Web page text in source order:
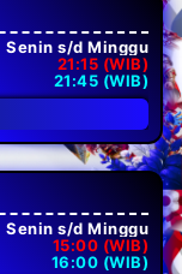
Senin s/d Minggu
21:15 (WIB)
21:45 (WIB)
Senin s/d Minggu
15:00 (WIB)
16:00 (WIB)